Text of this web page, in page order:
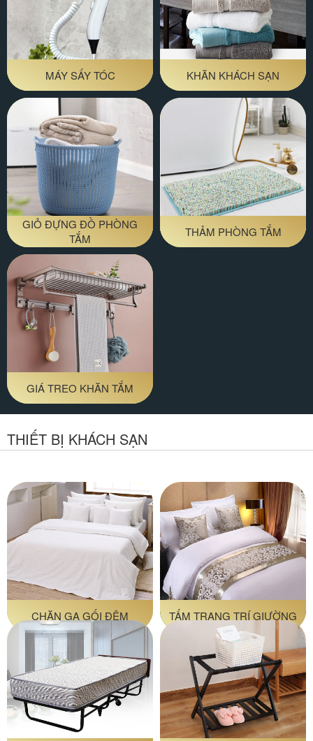
MÁY SẤY TÓC KHĂN KHÁCH SẠN
GIỎ ĐỰNG ĐỒ PHÒNG
TẮM
THẢM PHÒNG TẮM
GIÁ TREO KHĂN TẮM
THIẾT BỊ KHÁCH SẠN
CHĂN GA GỐI ĐỆM TẤM TRANG TRÍ GIƯỜNG